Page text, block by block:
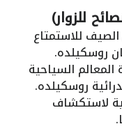
للزوار)
للاستمتاع
روسكيلده.
المعالم السياحية
روسكيلده.
لاستكشاف